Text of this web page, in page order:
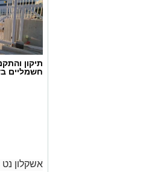
תיקון
חשמליים
אשקלון נט